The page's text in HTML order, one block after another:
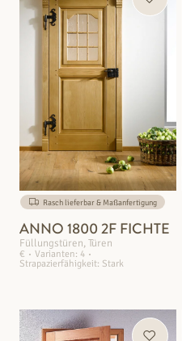
Rasch lieferbar & Maßanfertigung
ANNO 1800 2F FICHTE
Füllungstüren, Türen
€
Varianten: 4
Strapazierfähigkeit: Stark